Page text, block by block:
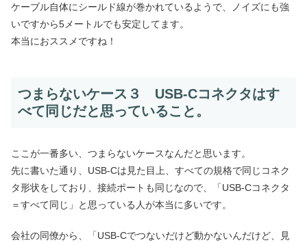
ケーブル自体にシールド線が巻かれているようで、ノイズにも強
いですから5メートルでも安定してます。
本当におススメですね！
つまらないケース３ USB-Cコネクタはす
べて同じだと思っていること。
ここが一番多い、つまらないケースなんだと思います。
先に書いた通り、USB-Cは見た目上、すべての規格で同じコネク
タ形状をしており、接続ポートも同じなので、「USB-Cコネクタ
＝すべて同じ」と思っている人が本当に多いです。
会社の同僚から、「USB-Cでつないだけど動かないんだけど、見